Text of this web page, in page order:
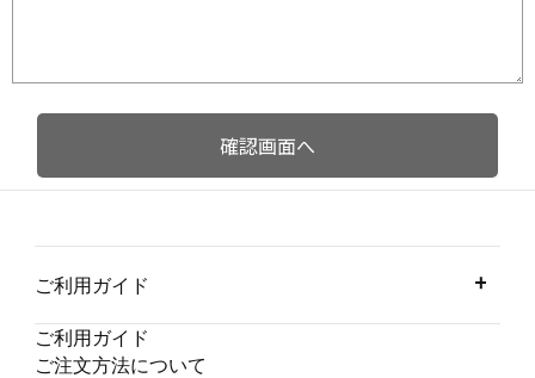
ご利用ガイド
ご利用ガイド
ご注文方法について